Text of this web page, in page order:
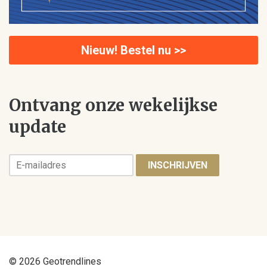
Nieuw! Bestel nu >>
Ontvang onze wekelijkse
update
INSCHRIJVEN
© 2026 Geotrendlines